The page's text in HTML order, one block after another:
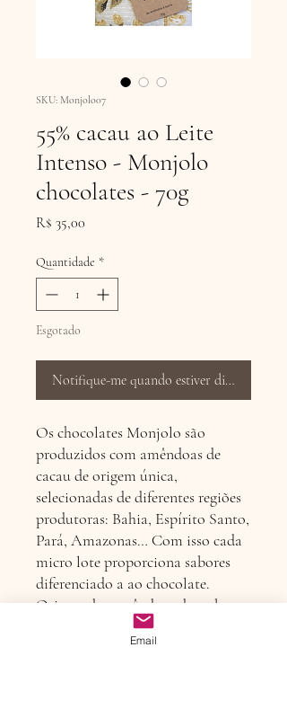
SKU: Monjolo07
55% cacau ao Leite
Intenso - Monjolo
chocolates - 70g
R$ 35,00
Quantidade *
Esgotado
Notifique-me quando estiver disponível
Os chocolates Monjolo são
produzidos com amêndoas de
cacau de origem única,
selecionadas de diferentes regiões
produtoras: Bahia, Espírito Santo,
Pará, Amazonas… Com isso cada
micro lote proporciona sabores
diferenciado a ao chocolate.
Origem das amêndoas desta barra:
Medicilândia/PA. Ingredientes:
cacau, manteiga de cacau, leite em
Email